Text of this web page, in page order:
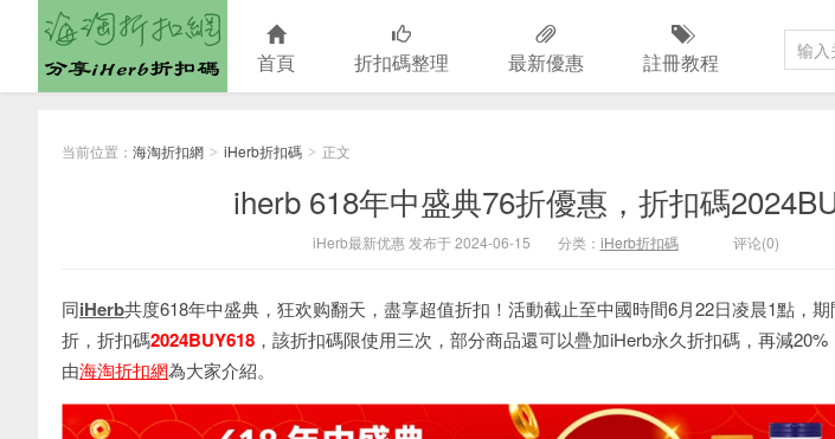
首頁 折扣碼整理 最新優惠 註冊教程
当前位置： 海淘折扣網 > iHerb折扣碼 > 正文
iherb 618年中盛典76折優惠，折扣碼
iHerb最新优惠 发布于 2024-06-15 分类： iHerb折扣碼 评论(0)
同iHerb共度618年中盛典，狂欢购翻天，盡享超值折扣！活動截止至中國時間6月22日凌晨1點，
折，折扣碼2024BUY618 ，該折扣碼限使用三次，部分商品還可以疊加iHerb永久折扣碼，再減
由海淘折扣網為大家介紹。